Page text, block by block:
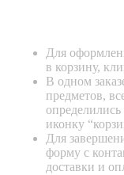
Для
в корзину,
В одном
предметов,
иконку
Для
форму с
доставки и